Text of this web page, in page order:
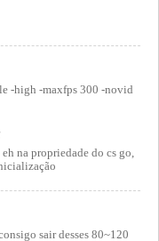
-high -maxfps 300 -novid
na propriedade do cs go,
sair desses 80~120